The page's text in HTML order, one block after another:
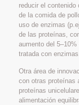
reducir el contenido
de la comida de
uso de enzimas
de las proteínas,
aumento del
tratada con enzimas.
Otra área de
con otras proteínas
proteínas
alimentación